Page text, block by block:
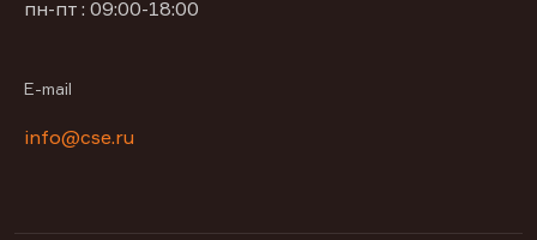
пн-пт : 09:00-18:00
E-mail
info@cse.ru